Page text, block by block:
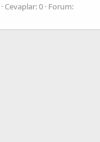
Cevaplar: 0 Forum: